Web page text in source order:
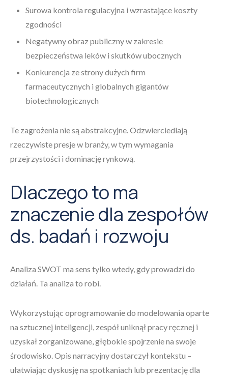
Surowa kontrola regulacyjna i wzrastające koszty
zgodności
Negatywny obraz publiczny w zakresie
bezpieczeństwa leków i skutków ubocznych
Konkurencja ze strony dużych firm
farmaceutycznych i globalnych gigantów
biotechnologicznych
Te zagrożenia nie są abstrakcyjne. Odzwierciedlają
rzeczywiste presje w branży, w tym wymagania
przejrzystości i dominację rynkową.
Dlaczego to ma
znaczenie dla zespołów
ds. badań i rozwoju
Analiza SWOT ma sens tylko wtedy, gdy prowadzi do
działań. Ta analiza to robi.
Wykorzystując oprogramowanie do modelowania oparte
na sztucznej inteligencji, zespół uniknął pracy ręcznej i
uzyskał zorganizowane, głębokie spojrzenie na swoje
środowisko. Opis narracyjny dostarczył kontekstu –
ułatwiając dyskusję na spotkaniach lub prezentację dla